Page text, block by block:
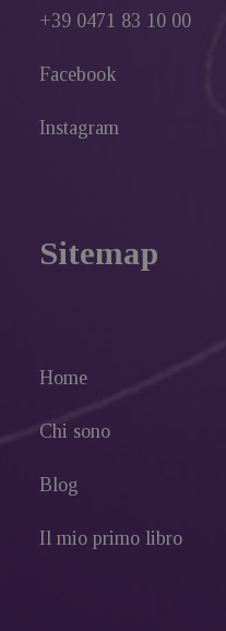
+39 0471 83 10 00
Facebook
Instagram
Sitemap
Home
Chi sono
Blog
Il mio primo libro